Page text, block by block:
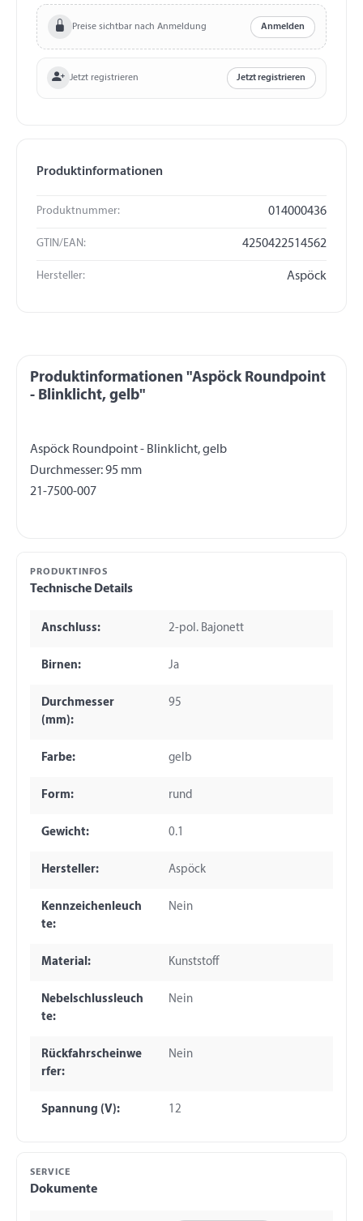
Preise sichtbar nach Anmeldung Anmelden
Jetzt registrieren Jetzt registrieren
Produktinformationen
Produktnummer: 014000436
GTIN/EAN: 4250422514562
Hersteller: Aspöck
Produktinformationen "Aspöck Roundpoint
- Blinklicht, gelb"
Aspöck Roundpoint - Blinklicht, gelb
Durchmesser: 95 mm
PRODUKTINFOS
Technische Details
Anschluss: 2-pol. Bajonett
Birnen: Ja
Durchmesser
(mm):
95
Farbe: gelb
Form: rund
Gewicht: 0.1
Hersteller: Aspöck
Kennzeichenleuch
te:
Nein
Material: Kunststoff
Nebelschlussleuch
te:
Nein
Rückfahrscheinwe
rfer:
Nein
Spannung (V): 12
SERVICE
Dokumente